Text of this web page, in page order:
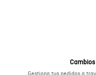
Cambios